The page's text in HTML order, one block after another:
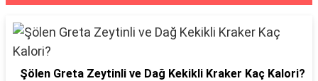
Şölen Greta Zeytinli ve Dağ Kekikli Kraker Kaç Kalori?